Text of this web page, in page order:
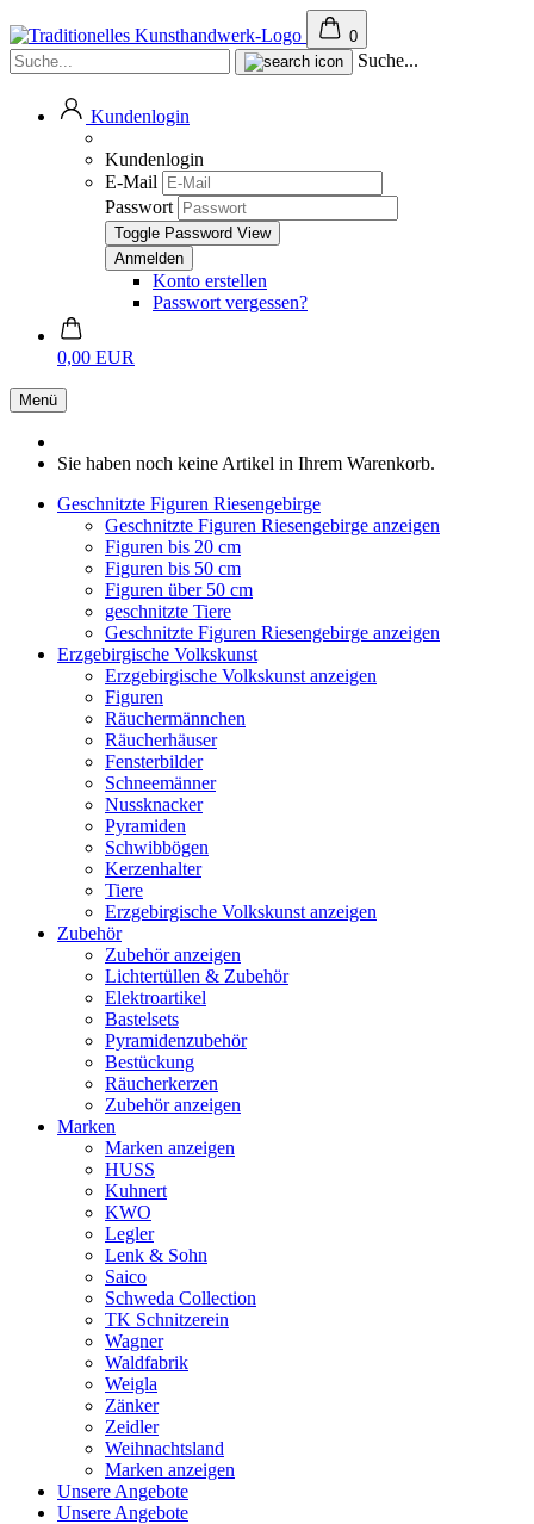
0
Suche...
Kundenlogin
Kundenlogin
E-Mail
Passwort
Toggle Password View
Konto erstellen
Passwort vergessen?
0,00 EUR
Menü
Sie haben noch keine Artikel in Ihrem Warenkorb.
Geschnitzte Figuren Riesengebirge
Geschnitzte Figuren Riesengebirge anzeigen
Figuren bis 20 cm
Figuren bis 50 cm
Figuren über 50 cm
geschnitzte Tiere
Geschnitzte Figuren Riesengebirge anzeigen
Erzgebirgische Volkskunst
Erzgebirgische Volkskunst anzeigen
Figuren
Räuchermännchen
Räucherhäuser
Fensterbilder
Schneemänner
Nussknacker
Pyramiden
Schwibbögen
Kerzenhalter
Tiere
Erzgebirgische Volkskunst anzeigen
Zubehör
Zubehör anzeigen
Lichtertüllen & Zubehör
Elektroartikel
Bastelsets
Pyramidenzubehör
Bestückung
Räucherkerzen
Zubehör anzeigen
Marken
Marken anzeigen
HUSS
Kuhnert
KWO
Legler
Lenk & Sohn
Saico
Schweda Collection
TK Schnitzerein
Wagner
Waldfabrik
Weigla
Zänker
Zeidler
Weihnachtsland
Marken anzeigen
Unsere Angebote
Unsere Angebote